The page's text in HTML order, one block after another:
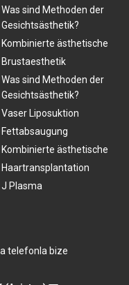
Was sind Methoden der
Gesichtsästhetik?
Kombinierte ästhetische
Brustaesthetik
Was sind Methoden der
Gesichtsästhetik?
Vaser Liposuktion
Fettabsaugung
Kombinierte ästhetische
Haartransplantation
J Plasma
telefonla bize